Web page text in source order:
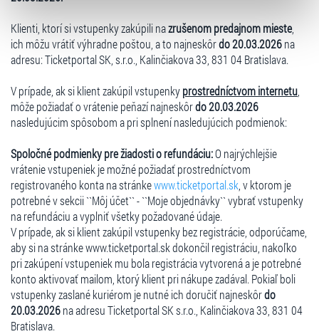
volbu můžete kdykoliv změnit v zápatí stránky v záložce
„Cookies a jejich nastavení“.
Klienti, ktorí si vstupenky zakúpili nazrušenom predajnom mieste,
ich môžu vrátiť výhradne poštou, a to najneskôrdo 20.03.2026na
adresu: Ticketportal SK, s.r.o., Kalinčiakova 33, 831 04 Bratislava.
V prípade, ak si klient zakúpil vstupenkyprostredníctvom internetu
môže požiadať o vrátenie peňazí najneskôrdo 20.03.2026
nasledujúcim spôsobom a pri splnení nasledujúcich podmienok:
Spoločné podmienky pre žiadosti o refundáciu:O najrýchlejšie
vrátenie vstupeniek je možné požiadať prostredníctvom
registrovaného konta na stránkewww.ticketportal.sk , v ktorom je
potrebné v sekcii ``Môj účet`` - ``Moje objednávky`` vybrať vstupenky
na refundáciu a vyplniť všetky požadované údaje.
V prípade, ak si klient zakúpil vstupenky bez registrácie, odporúčame,
aby si na stránke www.ticketportal.sk dokončil registráciu, nakoľko
pri zakúpení vstupeniek mu bola registrácia vytvorená a je potrebné
konto aktivovať mailom, ktorý klient pri nákupe zadával. Pokiaľ boli
vstupenky zaslané kuriérom je nutné ich doručiť najneskôrdo
20.03.2026na adresu Ticketportal SK s.r.o., Kalinčiakova 33, 831 04
Bratislava.